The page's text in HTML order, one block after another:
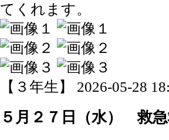
てくれます。
【３年生】 2026-05-28
５月２７日（水） 救